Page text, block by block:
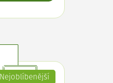
Nejoblíbenější